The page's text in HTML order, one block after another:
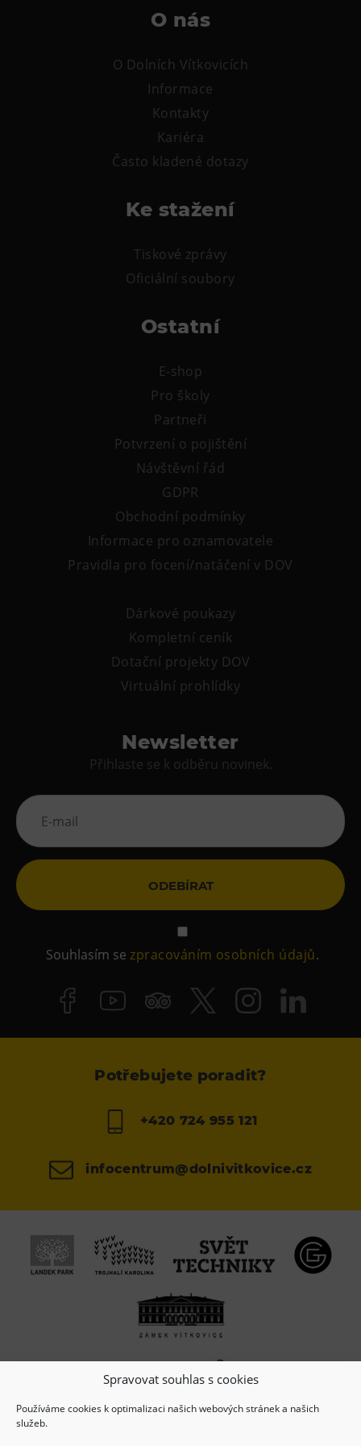
Spravovat souhlas s cookies
Používáme cookies k optimalizaci našich webových stránek a našich
služeb.
Tematické dárkové poukazy
O nás
O Dolních Vítkovicích
Informace
Kontakty
Kariéra
Často kladené dotazy
Ke stažení
Tiskové zprávy
Oficiální soubory
Ostatní
E-shop
Pro školy
Partneři
Potvrzení o pojištění
Návštěvní řád
GDPR
Obchodní podmínky
Informace pro oznamovatele
Pravidla pro focení/natáčení v DOV
Dárkové poukazy
Kompletní ceník
Dotační projekty DOV
Virtuální prohlídky
Newsletter
Přihlaste se k odběru novinek.
ODEBÍRAT
Souhlasím sezpracováním osobních údajů.
Potřebujete poradit?
+420 724 955 121
infocentrum@dolnivitkovice.cz